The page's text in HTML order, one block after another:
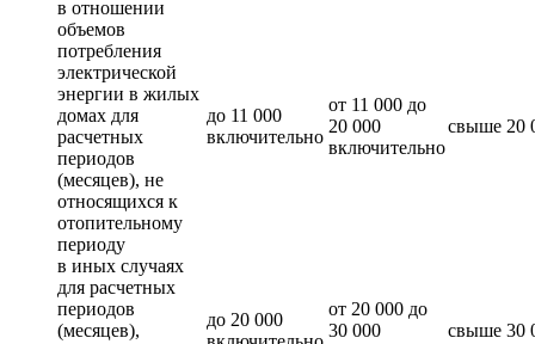
в отношении
объемов
потребления
электрической
энергии в жилых
домах для
расчетных
периодов
(месяцев), не
относящихся к
отопительному
периоду
до 11 000
включительно
от 11 000 до
20 000
включительно
свыше 20
в иных случаях
для расчетных
периодов
(месяцев),
до 20 000
от 20 000 до
30 000
свыше 30